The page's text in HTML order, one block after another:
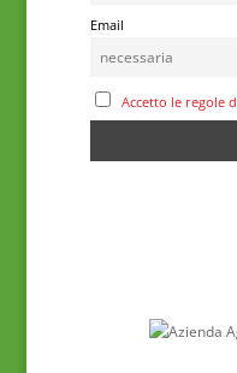
Email
Accetto le regole